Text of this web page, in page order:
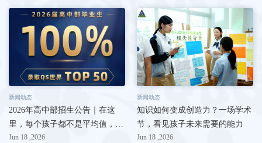
新闻动态
2026年高中部招生公告｜在这
里，每个孩子都不是平均值，只
有被量身定制的“独一无二”
Jun 18 ,2026
新闻动态
知识如何变成创造力？一场学术
节，看见孩子未来需要的能力
Jun 18 ,2026